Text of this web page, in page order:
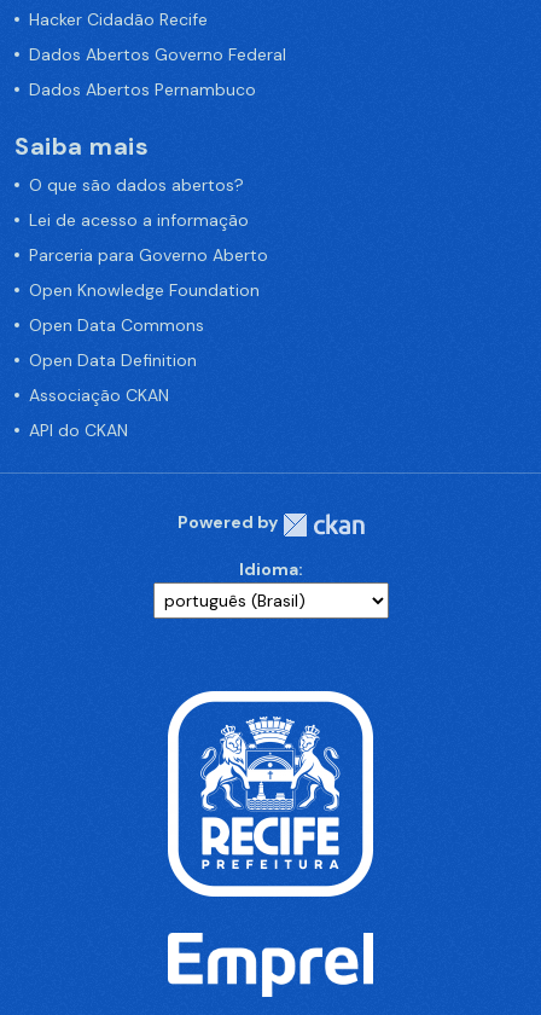
Hacker Cidadão Recife
Dados Abertos Governo Federal
Dados Abertos Pernambuco
Saiba mais
O que são dados abertos?
Lei de acesso a informação
Parceria para Governo Aberto
Open Knowledge Foundation
Open Data Commons
Open Data Definition
Associação CKAN
API do CKAN
Powered by
Idioma